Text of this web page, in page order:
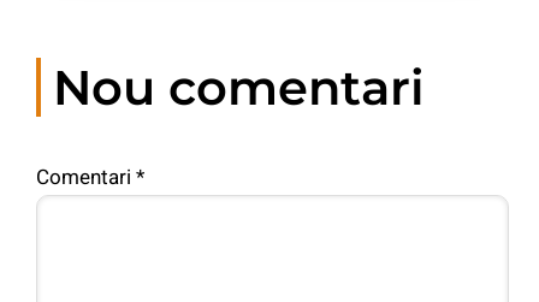
Nou comentari
Comentari *